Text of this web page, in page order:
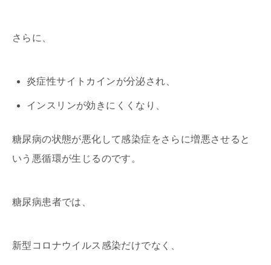
さらに、
炎症性サイトカインが分泌され、
インスリンが効きにくくなり、
糖尿病の状態が悪化して感染症をさらに増悪させると
いう悪循環が生じるのです。
糖尿病患者では、
新型コロナウイルス感染だけでなく、